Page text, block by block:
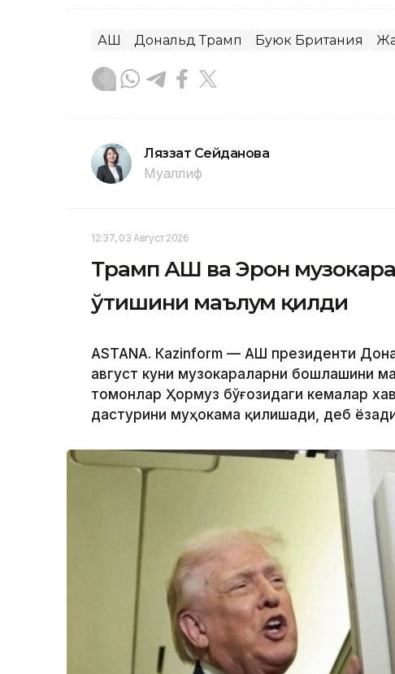
АҚШ Дональд Трамп Буюк Британия
Ляззат Сейданова
Муаллиф
12:37, 03 Август 2026
Трамп АҚШ ва Эрон
ўтишини маълум қилди
ASTANА. Кazinform — АҚШ президенти
август куни музокараларни бошлашини
томонлар Ҳормуз бўғозидаги кемалар
дастурини муҳокама қилишади, деб